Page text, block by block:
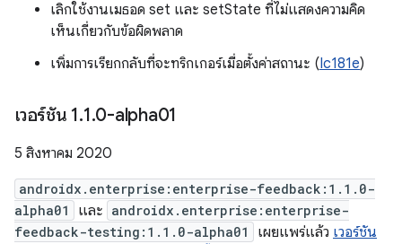
เลิกใช้งานเมธอด set และ setState ที่ไม่แสดงความคิด
เห็นเกี่ยวกับข้อผิดพลาด
เพิ่มการเรียกกลับที่จะทริกเกอร์เมื่อตั้งค่าสถานะ (Ic181e)
เวอร์ชัน 1.1.0-alpha01
5 สิงหาคม 2020
androidx.enterprise:enterprise-feedback:1.1.0-
alpha01
และ androidx.enterprise:enterprise-
feedback-testing:1.1.0-alpha01
เผยแพร่แล้ว เวอร์ชัน